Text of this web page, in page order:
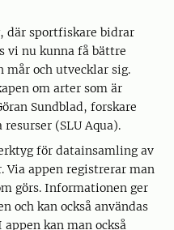
där sportfiskare bidrar
vi nu kunna få bättre
mår och utvecklar sig.
om arter som är
Sundblad, forskare
(SLU Aqua).
för datainsamling av
Via appen registrerar man
görs. Informationen ger
och kan också användas
kan man också